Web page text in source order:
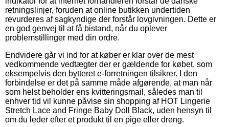
retningslinjer, foruden at online butikken undertiden
revurderes af sagkyndige der forstår lovgivningen. Dette er
en god genvej til at få bistand, når du oplever
problemstillinger med din ordre.
Endvidere går vi ind for at køber er klar over de mest
vedkommende vedtægter der er gældende for købet, som
eksempelvis den bytteret e-forretningen tilsikrer. I den
forbindelse er det på samme måde afgørende, at man når
som helst beholder ens kvitteringsmail, således man til
enhver tid vil kunne påvise sin shopping af HOT Lingerie
Stretch Lace and Fringe Baby Doll Black, uden hensyn til
om du leder efter et produkt til en pige eller dreng.